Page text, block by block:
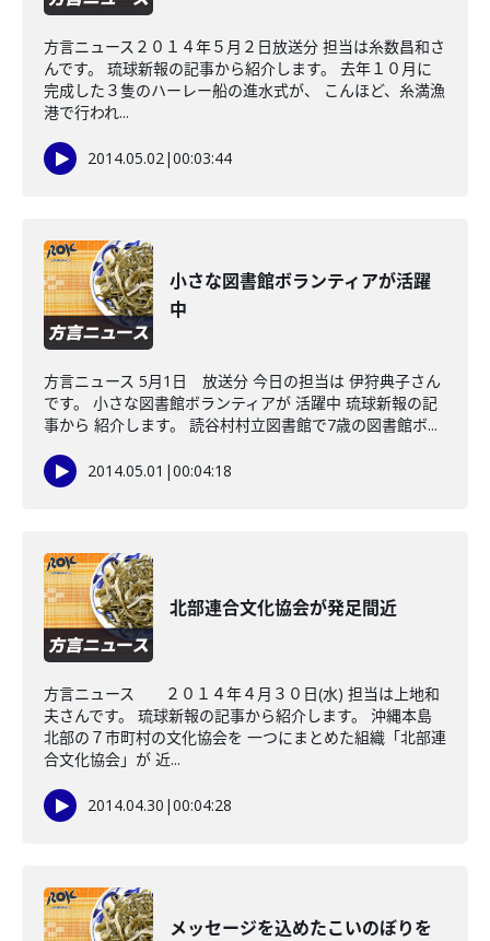
方言ニュース２０１４年５月２日放送分 担当は糸数昌和さ
んです。 琉球新報の記事から紹介します。 去年１０月に
完成した３隻のハーレー船の進水式が、 こんほど、糸満漁
港で行われ...
2014.05.02|00:03:44
小さな図書館ボランティアが活躍
中
方言ニュース 5月1日 放送分 今日の担当は 伊狩典子さん
です。 小さな図書館ボランティアが 活躍中 琉球新報の記
事から 紹介します。 読谷村村立図書館で7歳の図書館ボ...
2014.05.01 |00:04:18
北部連合文化協会が発足間近
方言ニュース ２０１４年４月３０日(水) 担当は上地和
夫さんです。 琉球新報の記事から紹介します。 沖縄本島
北部の７市町村の文化協会を 一つにまとめた組織「北部連
合文化協会」が 近...
2014.04.30 |00:04:28
メッセージを込めたこいのぼりを